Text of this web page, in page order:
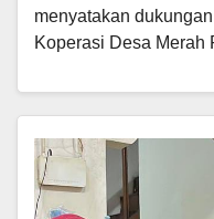
menyatakan
Koperasi Desa